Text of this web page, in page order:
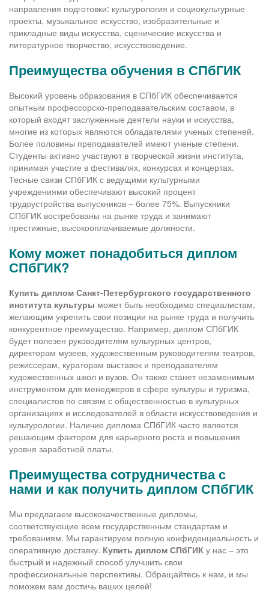
направления подготовки: культурология и социокультурные
проекты, музыкальное искусство, изобразительные и
прикладные виды искусства, сценические искусства и
литературное творчество, искусствоведение.
Преимущества обучения в СПбГИК
Высокий уровень образования в СПбГИК обеспечивается
опытным профессорско-преподавательским составом, в
который входят заслуженные деятели науки и искусства,
многие из которых являются обладателями ученых степеней.
Более половины преподавателей имеют ученые степени.
Студенты активно участвуют в творческой жизни института,
принимая участие в фестивалях, конкурсах и концертах.
Тесные связи СПбГИК с ведущими культурными
учреждениями обеспечивают высокий процент
трудоустройства выпускников – более 75%. Выпускники
СПбГИК востребованы на рынке труда и занимают
престижные, высокооплачиваемые должности.
Кому может понадобиться диплом
СПбГИК?
Купить диплом Санкт-Петербургского государственного
института культуры может быть необходимо специалистам,
желающим укрепить свои позиции на рынке труда и получить
конкурентное преимущество. Например, диплом СПбГИК
будет полезен руководителям культурных центров,
директорам музеев, художественным руководителям театров,
режиссерам, кураторам выставок и преподавателям
художественных школ и вузов. Он также станет незаменимым
инструментом для менеджеров в сфере культуры и туризма,
специалистов по связям с общественностью в культурных
организациях и исследователей в области искусствоведения и
культурологии. Наличие диплома СПбГИК часто является
решающим фактором для карьерного роста и повышения
уровня заработной платы.
Преимущества сотрудничества с
нами и как получить диплом СПбГИК
Мы предлагаем высококачественные дипломы,
соответствующие всем государственным стандартам и
требованиям. Мы гарантируем полную конфиденциальность и
оперативную доставку. Купить диплом СПбГИК у нас – это
быстрый и надежный способ улучшить свои
профессиональные перспективы. Обращайтесь к нам, и мы
поможем вам достичь ваших целей!